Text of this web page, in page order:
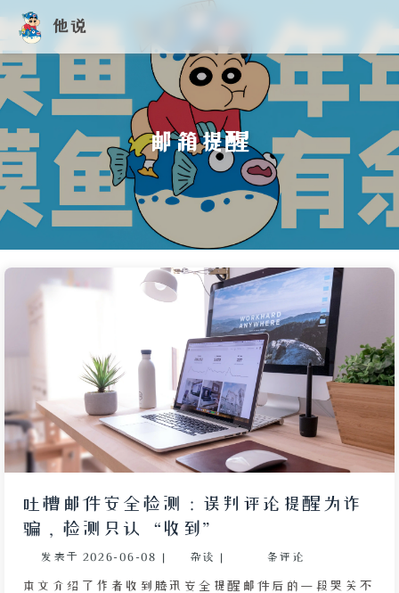
他说
邮箱提醒
吐槽邮件安全检测：误判评论提醒为诈
骗，检测只认“收到”
发表于 2026-06-08 | 杂谈 | 条评论
本文介绍了作者收到腾讯安全提醒邮件后的一段哭笑不